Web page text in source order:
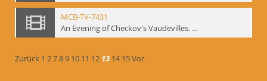
MCB-TV-7431
An Evening of Checkov's Vaudevilles. The Evils of Tobacco, The Bear, The Marriage Proposal
Zurück 1 2789 10 11 12 13 14 15Vor